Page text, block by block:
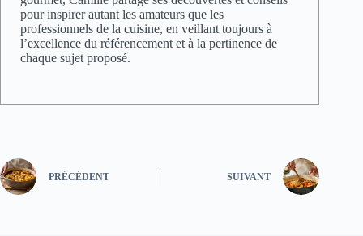
pour inspirer autant les amateurs que les
professionnels de la cuisine, en veillant toujours à
l’excellence du référencement et à la pertinence de
chaque sujet proposé.
PRÉCÉDENT SUIVANT